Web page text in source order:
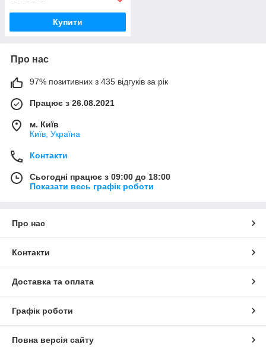
Купити
Про нас
97% позитивних з 435 відгуків за рік
Працює з 26.08.2021
м. Київ
Київ, Україна
Контакти
Сьогодні працює з 09:00 до 18:00
Показати весь графік роботи
Про нас
Контакти
Доставка та оплата
Графік роботи
Повна версія сайту